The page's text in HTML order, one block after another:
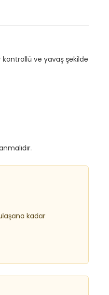
kontrollü ve yavaş şekilde
kadar